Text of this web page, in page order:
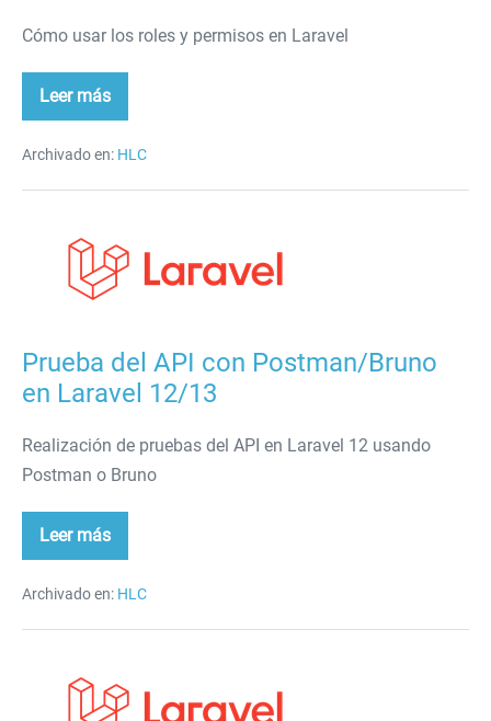
Cómo usar los roles y permisos en Laravel
Leer más
Roles
y
en
Archivado en: HLC
en
Laravel
12/13
Prueba del API con Postman/Bruno
en Laravel 12/13
Realización de pruebas del API en Laravel 12 usando
Postman o Bruno
Leer más
Prueba
del
con
en
Archivado en: HLC